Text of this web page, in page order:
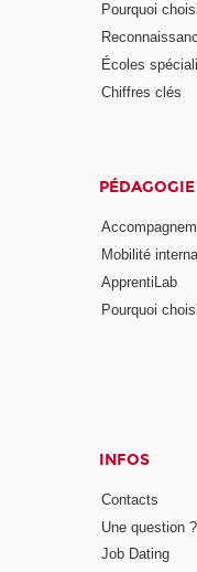
Pourquoi
Écoles
Chiffres clés
PÉDAGOGIE
Mobilité
ApprentiLab
Pourquoi
INFOS
Contacts
Une question ?
Job Dating